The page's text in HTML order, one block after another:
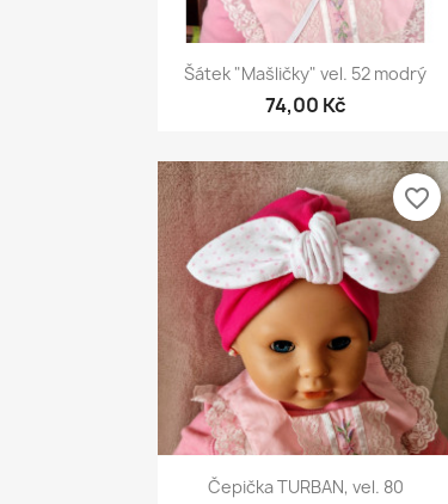
Rychlý náhled
Šátek "Mašličky" vel. 52 modrý
74,00 Kč
Rychlý náhled
Čepička TURBAN, vel. 80
favorite_border